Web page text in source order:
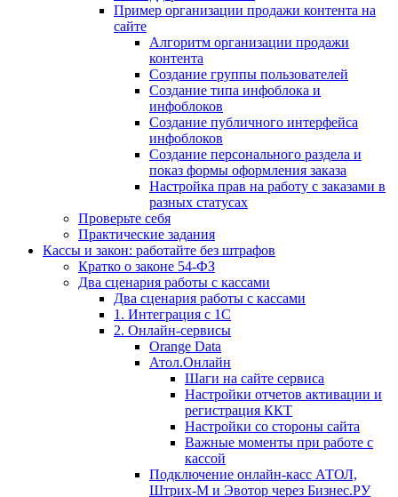
Пример организации продажи контента на
сайте
Алгоритм организации продажи
контента
Создание группы пользователей
Создание типа инфоблока и
инфоблоков
Создание публичного интерфейса
инфоблоков
Создание персонального раздела и
показ формы оформления заказа
Настройка прав на работу с заказами в
разных статусах
Проверьте себя
Практические задания
Кассы и закон: работайте без штрафов
Кратко о законе 54-ФЗ
Два сценария работы с кассами
Два сценария работы с кассами
1. Интеграция с 1С
2. Онлайн-сервисы
Orange Data
Атол.Онлайн
Шаги на сайте сервиса
Настройки отчетов активации и
регистрация ККТ
Настройки со стороны сайта
Важные моменты при работе с
кассой
Подключение онлайн-касс АТОЛ,
Штрих-М и Эвотор через Бизнес.РУ